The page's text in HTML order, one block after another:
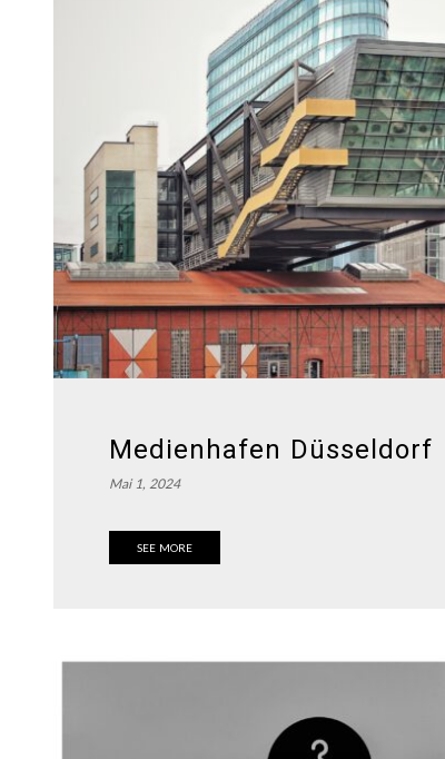
Medienhafen Düsseldorf
Mai 1, 2024
SEE MORE